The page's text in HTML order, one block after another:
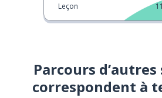
Leçon 11
Parcours
correspondent à